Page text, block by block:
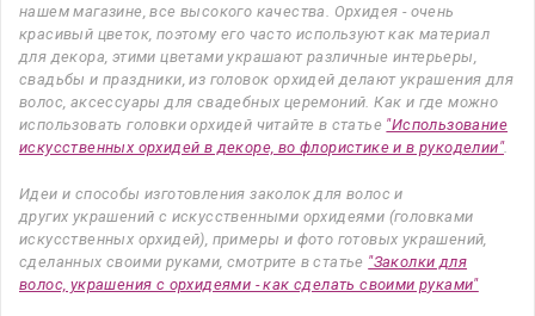
нашем магазине, все высокого качества. Орхидея - очень
красивый цветок, поэтому его часто используют как материал
для декора, этими цветами украшают различные интерьеры,
свадьбы и праздники, из головок орхидей делают украшения для
волос, аксессуары для свадебных церемоний. Как и где можно
использовать головки орхидей читайте в статье "Использование
искусственных орхидей в декоре, во флористике и в рукоделии".
Идеи и способы изготовления заколок для волос и
других украшений с искусственными орхидеями (головками
искусственных орхидей), примеры и фото готовых украшений,
сделанных своими руками, смотрите в статье "Заколки для
волос, украшения с орхидеями - как сделать своими руками"